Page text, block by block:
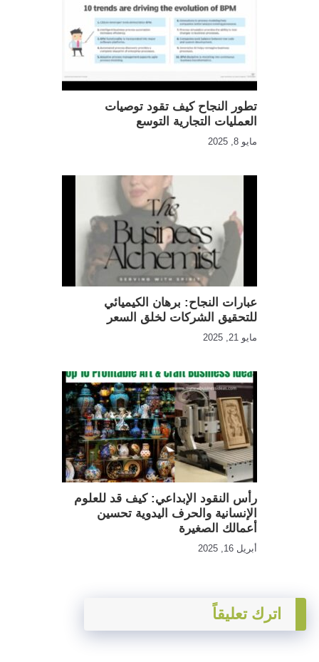
تطور النجاح كيف تقود توصيات
العمليات التجارية التوسع
مايو 8, 2025
عبارات النجاح: برهان الكيميائي
للتحقيق الشركات لخلق السعر
مايو 21, 2025
رأس النقود الإبداعي: ​​كيف قد للعلوم
الإنسانية والحرف اليدوية تحسين
أعمالك الصغيرة
أبريل 16, 2025
اترك تعليقاً